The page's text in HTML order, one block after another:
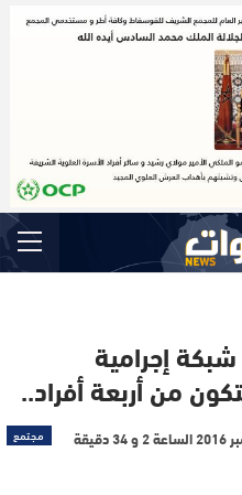
إجرامية
من أربعة أفراد..
مجتمع